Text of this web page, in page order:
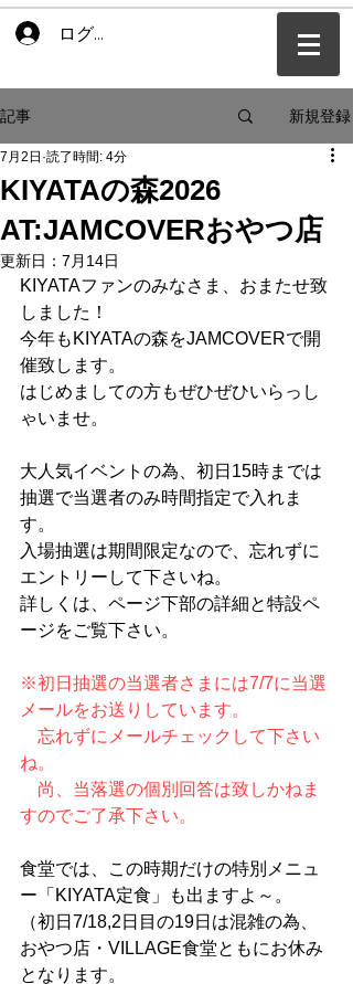
ログイン
記事 新規登録
KIYATAの森2026
AT:JAMCOVERおやつ店
7月2日 読了時間: 4分
更新日： 7月14日
KIYATAファンのみなさま、おまたせ致
しました！
今年もKIYATAの森をJAMCOVERで開
催致します。
はじめましての方もぜひぜひいらっし
ゃいませ。
大人気イベントの為、初日15時までは
抽選で当選者のみ時間指定で入れま
す。
入場抽選は期間限定なので、忘れずに
エントリーして下さいね。
詳しくは、ページ下部の詳細と特設ペ
ージをご覧下さい。
※初日抽選の当選者さまには7/7に当選
メールをお送りしています。
忘れずにメールチェックして下さい
ね。
​　尚、当落選の個別回答は致しかねま
すのでご了承下さい。
食堂では、この時期だけの特別メニュ
ー「KIYATA定食」も出ますよ～。
（初日7/18,2日目の19日は混雑の為、
おやつ店・VILLAGE食堂ともにお休み
となります。